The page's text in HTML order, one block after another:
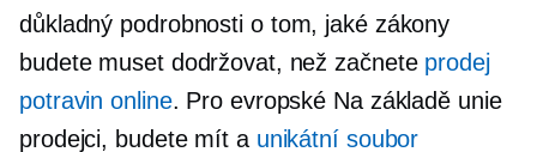
důkladný podrobnosti o tom, jaké zákony
budete muset dodržovat, než začnete prodej
potravin online. Pro evropské Na základě unie
prodejci, budete mít a unikátní soubor